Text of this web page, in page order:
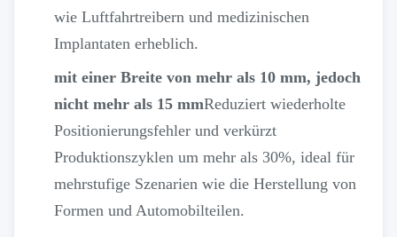
wie Luftfahrtreibern und medizinischen
Implantaten erheblich.
mit einer Breite von mehr als 10 mm, jedoch
nicht mehr als 15 mmReduziert wiederholte
Positionierungsfehler und verkürzt
Produktionszyklen um mehr als 30%, ideal für
mehrstufige Szenarien wie die Herstellung von
Formen und Automobilteilen.